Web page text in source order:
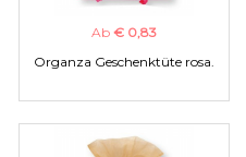
Ab € 0,83
Organza Geschenktüte rosa.